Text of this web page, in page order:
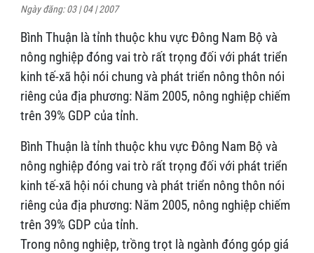
Ngày đăng: 03 | 04 | 2007
Bình Thuận là tỉnh thuộc khu vực Đông Nam Bộ và
nông nghiệp đóng vai trò rất trọng đối với phát triển
kinh tế-xã hội nói chung và phát triển nông thôn nói
riêng của địa phương: Năm 2005, nông nghiệp chiếm
trên 39% GDP của tỉnh.
Bình Thuận là tỉnh thuộc khu vực Đông Nam Bộ và
nông nghiệp đóng vai trò rất trọng đối với phát triển
kinh tế-xã hội nói chung và phát triển nông thôn nói
riêng của địa phương: Năm 2005, nông nghiệp chiếm
trên 39% GDP của tỉnh.
Trong nông nghiệp, trồng trọt là ngành đóng góp giá